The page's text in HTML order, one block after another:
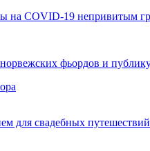
на COVID-19 непривитым
фьордов и
для свадебных